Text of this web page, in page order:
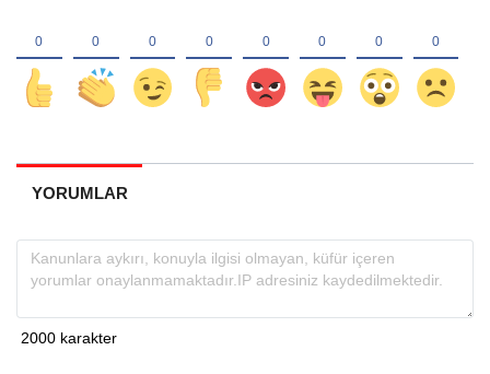
YORUMLAR